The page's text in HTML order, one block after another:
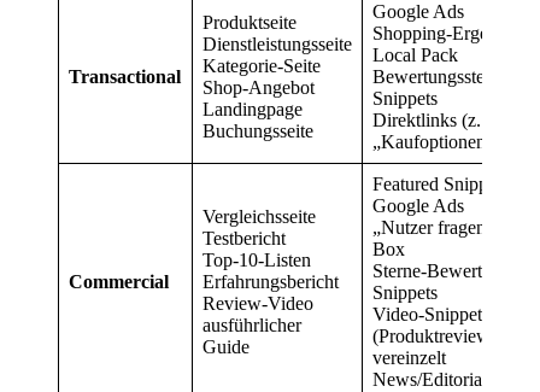
Transactional
Produktseite
Dienstleistungsseite
Kategorie-Seite
Shop-Angebot
Landingpage
Buchungsseite
Google Ads
Shopping-Ergebnisse
Local Pack
Bewertungssterne/
Snippets
Direktlinks (z. B.
„Kaufoptionen“)
Commercial
Vergleichsseite
Testbericht
Top-10-Listen
Erfahrungsbericht
Review-Video
ausführlicher
Guide
Featured Snippet
Google Ads
„Nutzer fragen auch“-
Box
Sterne-Bewertungen
Snippets
Video-Snippets
(Produktreviews)
vereinzelt
News/Editorials